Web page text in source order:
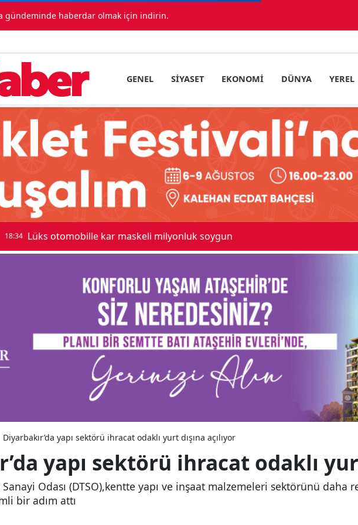
gündeminde haberdar olmak için indirin.
GENEL SIYASET EKONOMI DÜNYA YEREL
Lüks otomobille kar maskeli milyonluk soygun
Diyarbakır’da yapı sektörü ihracat odaklı yurt dışına açılıyor
yapı sektörü ihracat odaklı
Odası (DTSO),kentte yapı ve inşaat malzemeleri sektörünü daha
bir adım attı